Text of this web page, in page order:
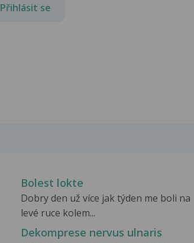
Přihlásit se
Bolest lokte
Dobry den už více jak týden me boli na
levé ruce kolem...
Dekomprese nervus ulnaris